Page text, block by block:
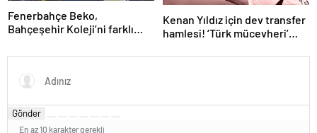
Fenerbahçe Beko,
Bahçeşehir Koleji’ni farklı
Kenan Yıldız için dev transfer
hamlesi! ‘Türk mücevheri’
duyurdular…
Gönder
En az 10 karakter gerekli